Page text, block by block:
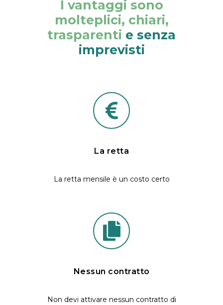
I vantaggi sono
molteplici, chiari,
trasparenti e senza
imprevisti
La retta
La retta mensile è un costo certo
Nessun contratto
Non devi attivare nessun contratto di